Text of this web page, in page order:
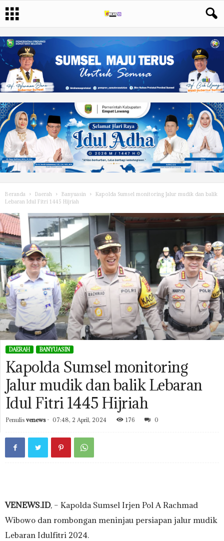
Beranda Daerah Banyuasin
Kapolda Sumsel monitoring Jalur mudik dan balik
Lebaran Idul Fitri 1445 Hijriah
DAERAH BANYUASIN
Kapolda Sumsel monitoring
Jalur mudik dan balik Lebaran
Idul Fitri 1445 Hijriah
Penulis venews- 07:48, 2 April, 2024 176 0
VENEWS.ID, – Kapolda Sumsel Irjen Pol A Rachmad
Wibowo dan rombongan meninjau persiapan jalur mudik
Lebaran Idulfitri 2024.